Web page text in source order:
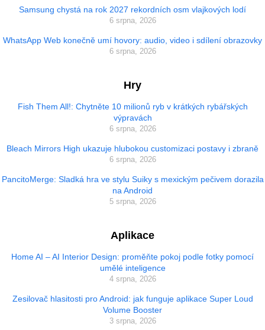
Samsung chystá na rok 2027 rekordních osm vlajkových lodí
6 srpna, 2026
WhatsApp Web konečně umí hovory: audio, video i sdílení obrazovky
6 srpna, 2026
Hry
Fish Them All!: Chytněte 10 milionů ryb v krátkých rybářských
výpravách
6 srpna, 2026
Bleach Mirrors High ukazuje hlubokou customizaci postavy i zbraně
6 srpna, 2026
PancitoMerge: Sladká hra ve stylu Suiky s mexickým pečivem dorazila
na Android
5 srpna, 2026
Aplikace
Home AI – AI Interior Design: proměňte pokoj podle fotky pomocí
umělé inteligence
4 srpna, 2026
Zesilovač hlasitosti pro Android: jak funguje aplikace Super Loud
Volume Booster
3 srpna, 2026